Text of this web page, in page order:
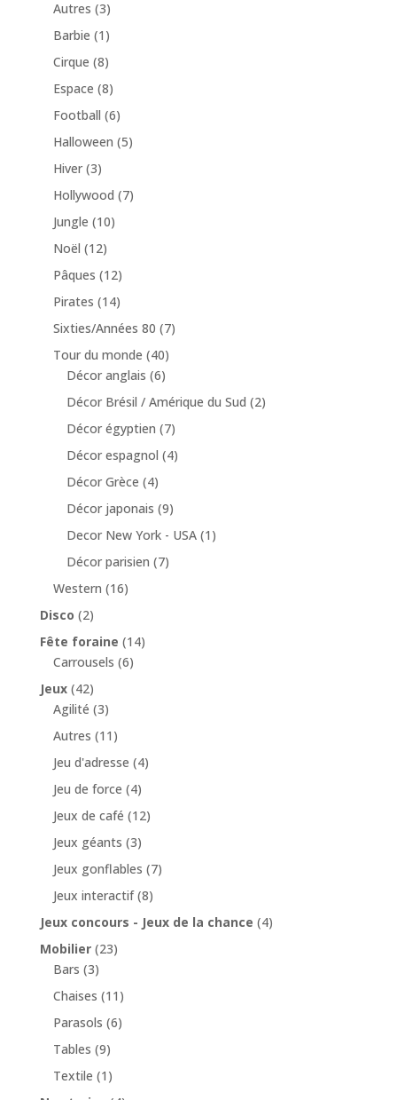
Autres (3)
Barbie (1)
Cirque (8)
Espace (8)
Football (6)
Halloween (5)
Hiver (3)
Hollywood (7)
Jungle (10)
Noël (12)
Pâques (12)
Pirates (14)
Sixties/Années 80 (7)
Tour du monde (40)
Décor anglais (6)
Décor Brésil / Amérique du Sud (2)
Décor égyptien (7)
Décor espagnol (4)
Décor Grèce (4)
Décor japonais (9)
Decor New York - USA (1)
Décor parisien (7)
Western (16)
Disco (2)
Fête foraine (14)
Carrousels (6)
Jeux (42)
Agilité (3)
Autres (11)
Jeu d'adresse (4)
Jeu de force (4)
Jeux de café (12)
Jeux géants (3)
Jeux gonflables (7)
Jeux interactif (8)
Jeux concours - Jeux de la chance (4)
Mobilier (23)
Bars (3)
Chaises (11)
Parasols (6)
Tables (9)
Textile (1)